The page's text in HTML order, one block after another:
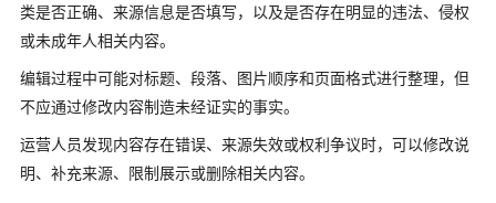
类是否正确、来源信息是否填写，以及是否存在明显的违法、侵权
或未成年人相关内容。
编辑过程中可能对标题、段落、图片顺序和页面格式进行整理，但
不应通过修改内容制造未经证实的事实。
运营人员发现内容存在错误、来源失效或权利争议时，可以修改说
明、补充来源、限制展示或删除相关内容。